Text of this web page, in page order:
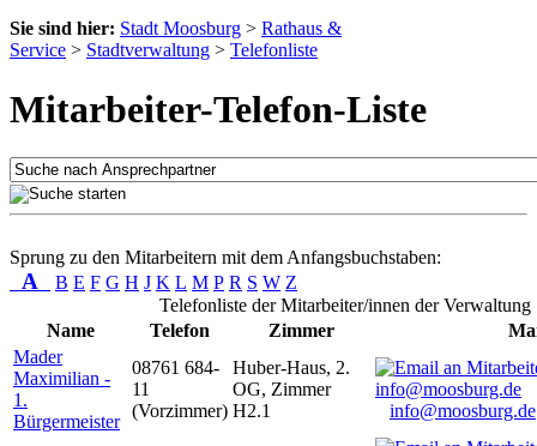
Sie sind hier: Stadt Moosburg > Rathaus &
Service > Stadtverwaltung > Telefonliste
Mitarbeiter-Telefon-Liste
Sprung zu den Mitarbeitern mit dem Anfangsbuchstaben:
A B E F G H J K L M P R S W Z
Telefonliste der Mitarbeiter/innen der Verwaltung
Name
Telefon Zimmer
Mader
Maximilian -
1.
Bürgermeister
08761 684-
11
(Vorzimmer)
Huber-Haus, 2.
OG, Zimmer
H2.1
info@moosburg.de